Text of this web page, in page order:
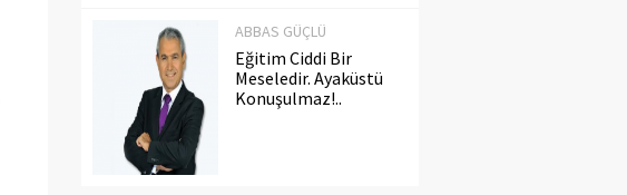
ABBAS GÜÇLÜ
Eğitim Ciddi Bir
Meseledir. Ayaküstü
Konuşulmaz!..